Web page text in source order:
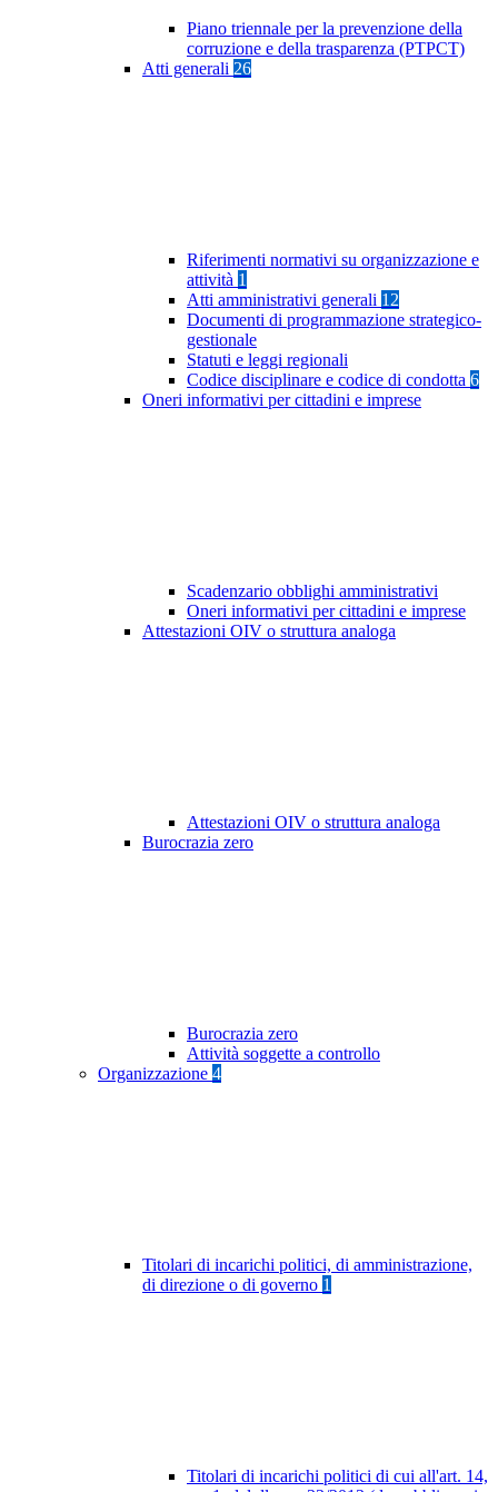
Piano triennale per la prevenzione della
corruzione e della trasparenza (PTPCT)
Atti generali 26
Riferimenti normativi su organizzazione e
attività 1
Atti amministrativi generali 12
Documenti di programmazione strategico-
gestionale
Statuti e leggi regionali
Codice disciplinare e codice di condotta 6
Oneri informativi per cittadini e imprese
Scadenzario obblighi amministrativi
Oneri informativi per cittadini e imprese
Attestazioni OIV o struttura analoga
Attestazioni OIV o struttura analoga
Burocrazia zero
Burocrazia zero
Attività soggette a controllo
Organizzazione 4
Titolari di incarichi politici, di amministrazione,
di direzione o di governo 1
Titolari di incarichi politici di cui all'art. 14,